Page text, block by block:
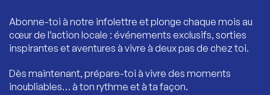
Abonne-toi à notre infolettre et plonge chaque mois au
cœur de l’action locale : événements exclusifs, sorties
inspirantes et aventures à vivre à deux pas de chez toi.
Dès maintenant, prépare-toi à vivre des moments
inoubliables… à ton rythme et à ta façon.